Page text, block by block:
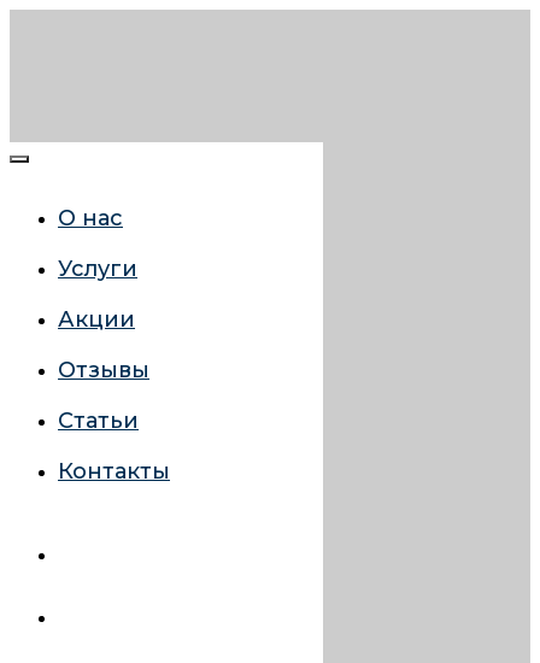
О нас
Услуги
Акции
Отзывы
Статьи
Контакты